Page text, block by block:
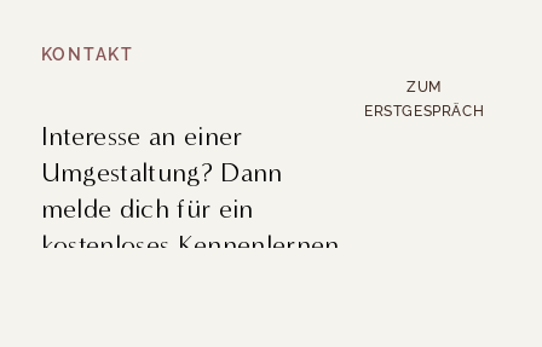
KONTAKT
Interesse an einer
Umgestaltung? Dann
melde dich für ein
kostenloses Kennenlernen.
ZUM
ERSTGESPRÄCH